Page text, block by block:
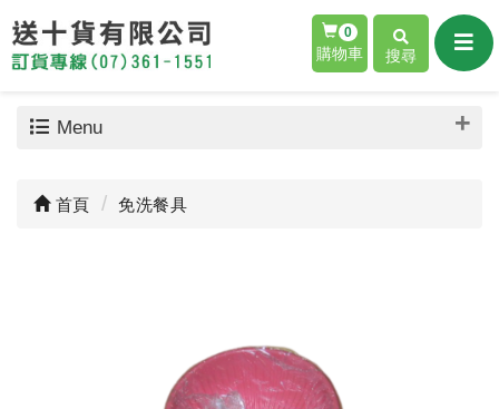
0
購物車 搜尋
Menu
首頁 免洗餐具